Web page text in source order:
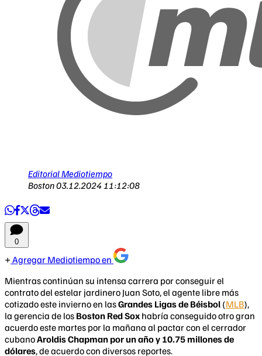
Editorial Mediotiempo
Boston03.12.2024 11:12:08
0
Agregar Mediotiempo en
Mientras continúan su intensa carrera por conseguir el
contrato del estelar jardinero Juan Soto, el agente libre más
cotizado este invierno en lasGrandes Ligas de Béisbol (MLB),
la gerencia de los Boston Red Sox habría conseguido otro gran
acuerdo este martes por la mañana al pactar con el cerrador
cubanoAroldis Chapman por un año y 10.75 millones de
dólares, de acuerdo con diversos reportes.